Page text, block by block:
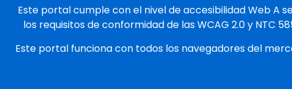
Este portal cumple con el nivel de accesibilidad Web A
los requisitos de conformidad de las WCAG 2.0 y NTC
Este portal funciona con todos los navegadores del